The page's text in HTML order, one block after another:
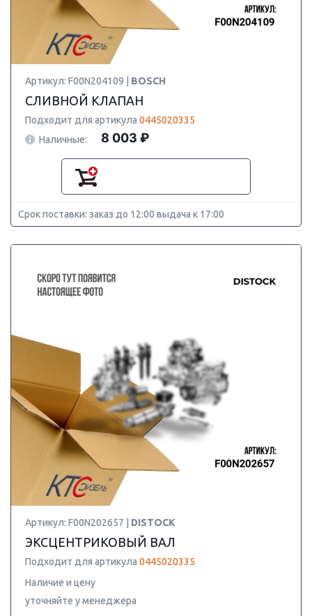
Артикул: F00N204109 | BOSCH
СЛИВНОЙ КЛАПАН
Подходит для артикула 0445020335
Наличные:
8 003 ₽
Срок поставки: заказ до 12:00 выдача к 17:00
Артикул: F00N202657 | DISTOCK
ЭКСЦЕНТРИКОВЫЙ ВАЛ
Подходит для артикула 0445020335
Наличие и цену
уточняйте у менеджера